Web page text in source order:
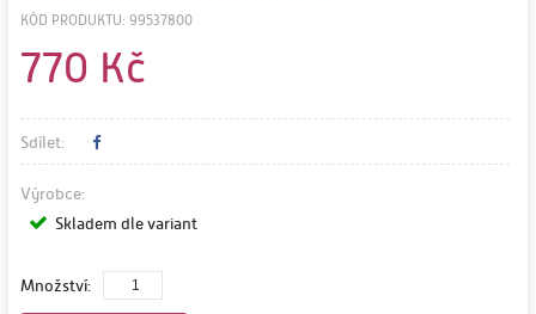
KÓD PRODUKTU: 99537800
770 Kč
Sdílet:
Výrobce:
Skladem dle variant
Množství: